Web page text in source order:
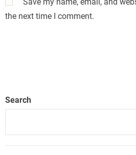
the next time I comment.
Search